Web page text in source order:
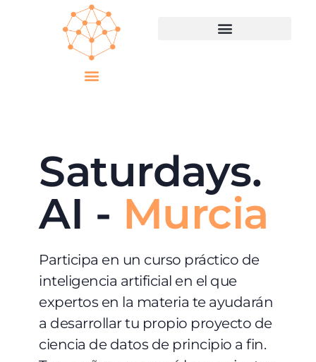
Saturdays.
AI - Murcia
Participa en un curso práctico de
inteligencia artificial en el que
expertos en la materia te ayudarán
a desarrollar tu propio proyecto de
ciencia de datos de principio a fin.